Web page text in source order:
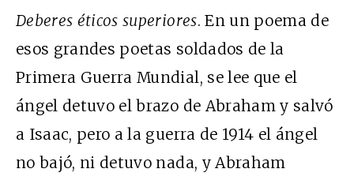
Deberes éticos superiores. En un poema de
esos grandes poetas soldados de la
Primera Guerra Mundial, se lee que el
ángel detuvo el brazo de Abraham y salvó
a Isaac, pero a la guerra de 1914 el ángel
no bajó, ni detuvo nada, y Abraham